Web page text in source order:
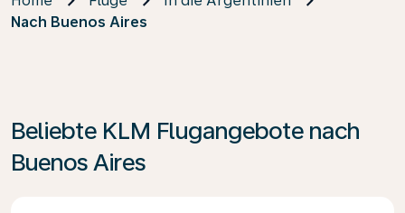
Nach Buenos Aires
Beliebte KLM Flugangebote nach
Buenos Aires